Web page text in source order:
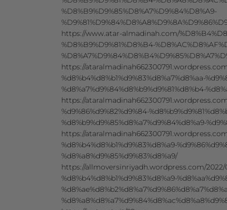
%D8%B9%D9%85%D8%A7%D9%84%D8%A9-
https://www.atar-almadinah.com/
%D8%B9%D9%81%D8%B4-
https://
%d8%b4%d8%b1%d9%83%d8%a7%d8%aa-
%d8%a7%d9%84%d8%b9%d9%81%d8%b4-
https://
%d9%86%d9%82%d9%84-
%d8%b9%d9%85%d8%a7%d9%84%d8%a9-
https://
%d8%b4%d8%b1%d9%83%d8%a9-
%d8%a8%d9%85%d9%83%d8%a9/
https://allmoversinriyadh.wordpress.com/2022/
%d8%b4%d8%b1%d9%83%d8%a9-